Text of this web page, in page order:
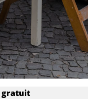
gratuit